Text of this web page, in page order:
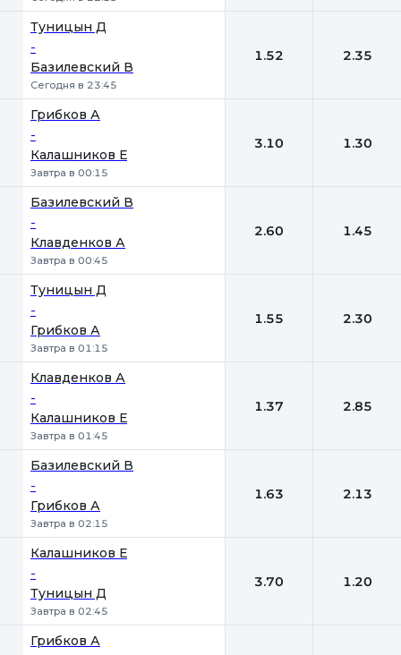
Туницын Д
-
Базилевский В
Сегодня в 23:45
1.52 2.35
Грибков А
-
Калашников Е
Завтра в 00:15
3.10 1.30
Базилевский В
-
Клавденков А
Завтра в 00:45
2.60 1.45
Туницын Д
-
Грибков А
Завтра в 01:15
1.55 2.30
Клавденков А
-
Калашников Е
Завтра в 01:45
1.37 2.85
Базилевский В
-
Грибков А
Завтра в 02:15
1.63 2.13
Калашников Е
-
Туницын Д
Завтра в 02:45
3.70 1.20
Грибков А